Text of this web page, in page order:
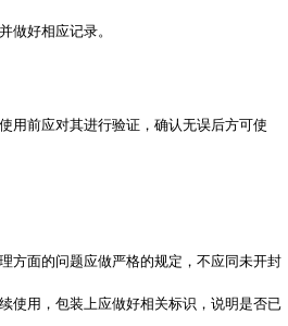
做好相应记录。
用前应对其进行验证，确认无误后方可使
方面的问题应做严格的规定，不应同未开封
使用，包装上应做好相关标识，说明是否已